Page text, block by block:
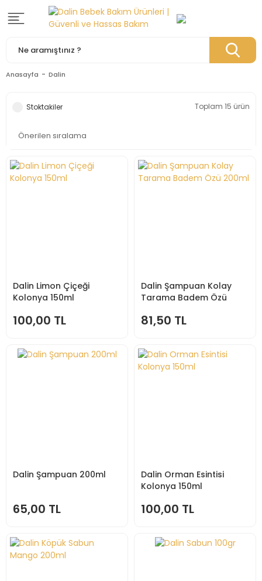
Anasayfa Dalin
Stoktakiler Toplam 15 ürün
Dalin Limon Çiçeği
Kolonya 150ml
100,00 TL
Dalin Şampuan Kolay
Tarama Badem Özü
81,50 TL
Dalin Şampuan 200ml
65,00 TL
Dalin Orman Esintisi
Kolonya 150ml
100,00 TL